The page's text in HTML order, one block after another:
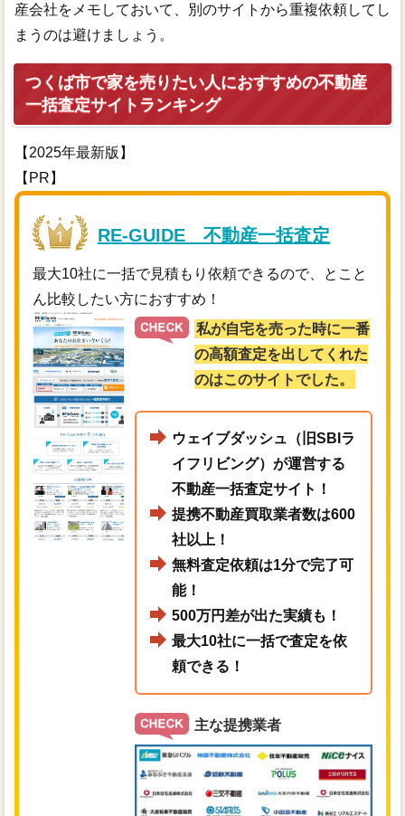
産会社をメモしておいて、別のサイトから重複依頼してし
まうのは避けましょう。
つくば市で家を売りたい人におすすめの不動産
一括査定サイトランキング
【2025年最新版】
【PR】
RE-GUIDE 不動産一括査定
最大10社に一括で見積もり依頼できるので、とこと
ん比較したい方におすすめ！
私が自宅を売った時に一番
の高額査定を出してくれた
のはこのサイトでした。
ウェイブダッシュ（旧SBIラ
イフリビング）が運営する
不動産一括査定サイト！
提携不動産買取業者数は600
社以上！
無料査定依頼は1分で完了可
能！
500万円差が出た実績も！
最大10社に一括で査定を依
頼できる！
主な提携業者